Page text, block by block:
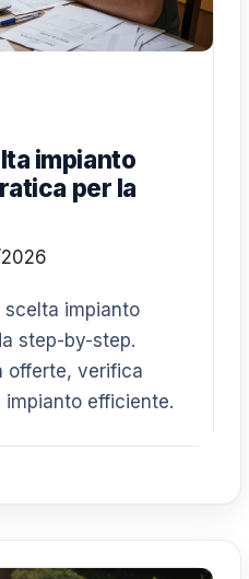
impianto
per la
scelta impianto
step-by-step.
offerte, verifica
efficiente.